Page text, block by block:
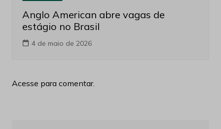
Anglo American abre vagas de
estágio no Brasil
4 de maio de 2026
Acesse para comentar.